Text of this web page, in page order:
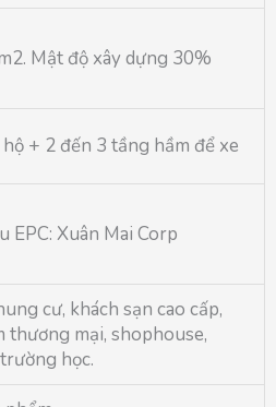
Mật độ xây dựng 30%
+ 2 đến 3 tầng hầm để xe
EPC: Xuân Mai Corp
cư, khách sạn cao cấp,
thương mại, shophouse,
học.